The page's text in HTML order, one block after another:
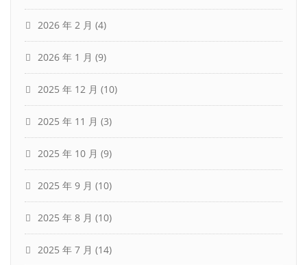
2026 年 2 月 (4)
2026 年 1 月 (9)
2025 年 12 月 (10)
2025 年 11 月 (3)
2025 年 10 月 (9)
2025 年 9 月 (10)
2025 年 8 月 (10)
2025 年 7 月 (14)